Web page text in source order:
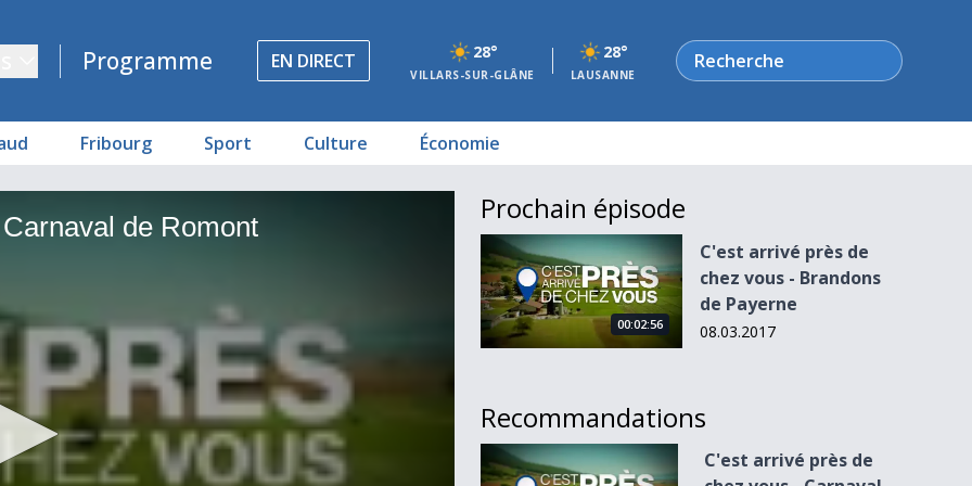
Programme EN DIRECT 28°
VILLARS-SUR-GLÂNE
28°
LAUSANNE
Rechercher
Fribourg Sport Culture Économie
de Romont
Prochain épisode
C&#039;est arrivé près de chez vous - Brandons de Payerne
00:02:56
C'est arrivé près de
chez vous - Brandons
de Payerne
08.03.2017
Recommandations
C&#039;est arrivé près de chez vous - Carnaval de Sainte-
C'est arrivé près de